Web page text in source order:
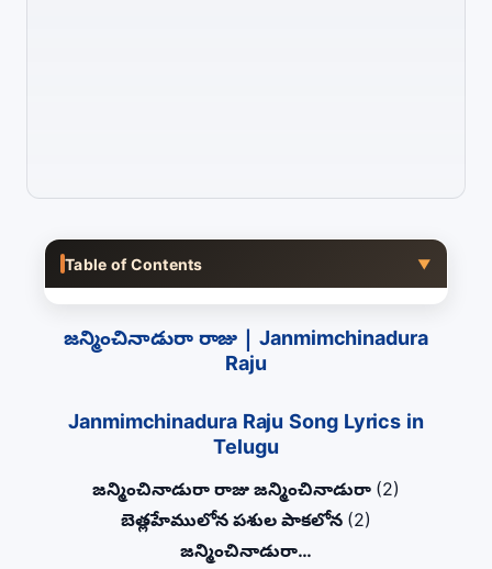
Table of Contents ▼
జన్మించినాడురా రాజు | Janmimchinadura
Raju
Janmimchinadura Raju Song Lyrics in
Telugu
జన్మించినాడురా రాజు జన్మించినాడురా (2)
బెత్లహేములోన పశుల పాకలోన (2)
జన్మించినాడురా…